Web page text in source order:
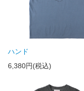
ハンド
6,380円(税込)